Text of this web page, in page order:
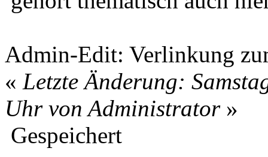
Admin-Edit: Verlinkung
« Letzte Änderung:
Uhr von Administrator»
Gespeichert